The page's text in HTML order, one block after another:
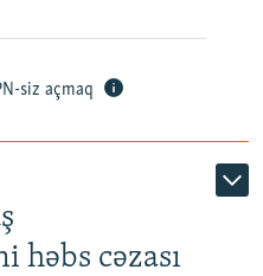
siz açmaq
həbs cəzası